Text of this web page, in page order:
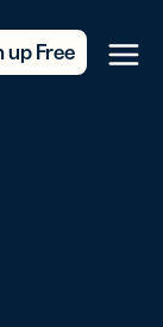
up Free Menu